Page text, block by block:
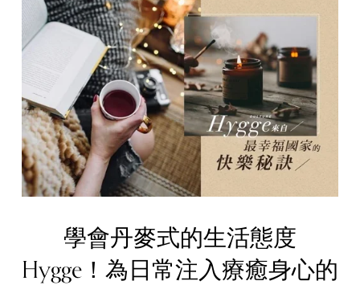
學會丹麥式的生活態度
Hygge！為日常注入療癒身心的